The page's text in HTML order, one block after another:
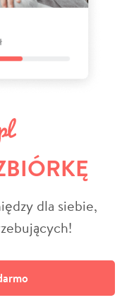
dla siebie,